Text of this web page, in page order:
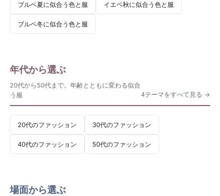
ブルベ夏に似合う色と服 イエベ秋に似合う色と服
ブルベ冬に似合う色と服
年代から選ぶ
20代から50代まで。年齢とともに変わる似合
う服
4テーマをすべて見る
20代のファッション 30代のファッション
40代のファッション 50代のファッション
場面から選ぶ